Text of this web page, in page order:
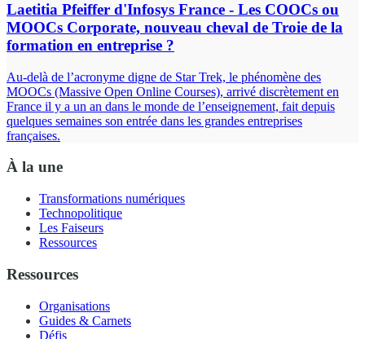
Laetitia Pfeiffer d'Infosys France - Les COOCs ou
MOOCs Corporate, nouveau cheval de Troie de la
formation en entreprise ?
Au‐delà de l’acronyme digne de Star Trek, le phénomène des
MOOCs (Massive Open Online Courses), arrivé discrètement en
France il y a un an dans le monde de l’enseignement, fait depuis
quelques semaines son entrée dans les grandes entreprises
françaises.
À la une
Transformations numériques
Technopolitique
Les Faiseurs
Ressources
Ressources
Organisations
Guides & Carnets
Défis